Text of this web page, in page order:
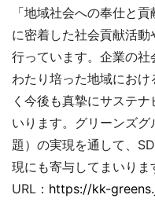
「地域社会への奉仕と
に密着した社会貢献活
行っています。企業の
わたり培った地域にお
く今後も真摯にサステ
いります。グリーンズ
題）の実現を通して、
現にも寄与してまいりま
URL： https://kk-